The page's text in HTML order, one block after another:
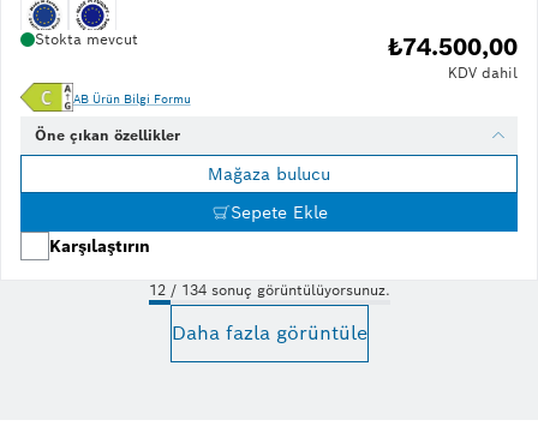
Stokta mevcut ₺74.500,00
KDV dahil
AB Ürün Bilgi Formu
Öne çıkan özellikler
Mağaza bulucu
Sepete Ekle
Karşılaştırın
12 / 134 sonuç görüntülüyorsunuz.
Daha fazla görüntüle